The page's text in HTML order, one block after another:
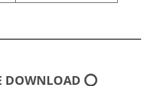
DOWNLOAD ⭕